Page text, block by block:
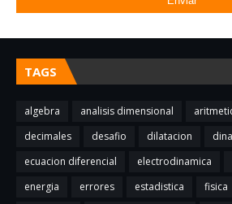
TAGS
algebra analisis dimensional
decimales
desafio dilatacion
ecuacion diferencial
electrodinamica
energia
errores estadistica fisica